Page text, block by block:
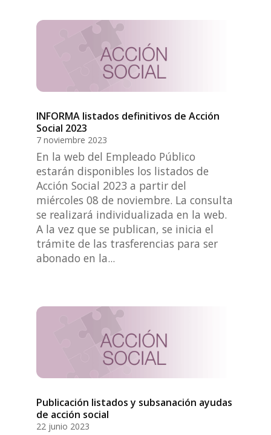
INFORMA listados definitivos de Acción
Social 2023
7 noviembre 2023
En la web del Empleado Público
estarán disponibles los listados de
Acción Social 2023 a partir del
miércoles 08 de noviembre. La consulta
se realizará individualizada en la web.
A la vez que se publican, se inicia el
trámite de las trasferencias para ser
abonado en la...
Publicación listados y subsanación ayudas
de acción social
22 junio 2023